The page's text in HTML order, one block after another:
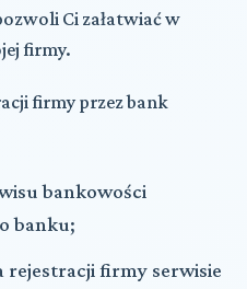
Ci załatwiać w
firmy.
firmy przez bank
bankowości
banku;
firmy serwisie